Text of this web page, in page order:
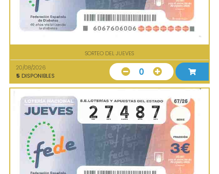
SORTEO DEL JUEVES
20/08/2026
5 DISPONIBLES 0